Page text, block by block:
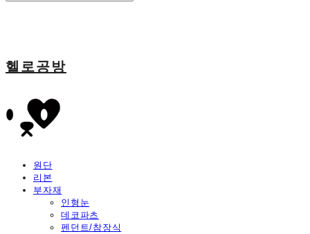
헬로공방
원단
리본
부자재
인형눈
데코파츠
펜던트/참장식